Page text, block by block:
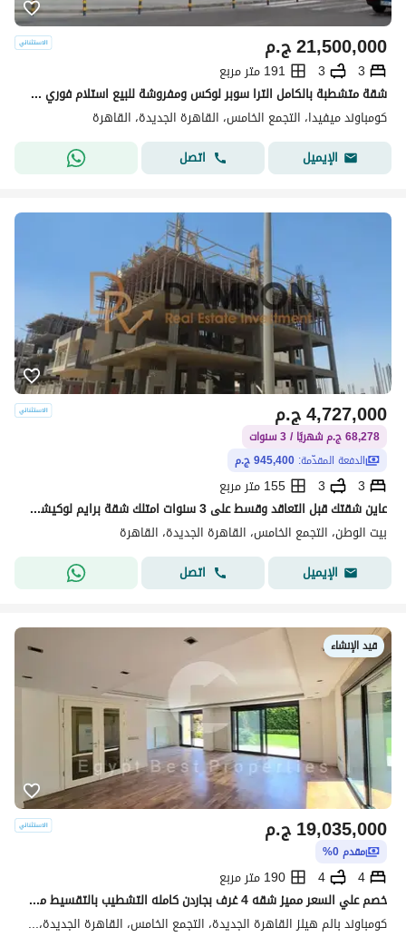
ج.م21,500,000
3
3
191 متر مربع
شقة متشطبة بالكامل الترا سوبر لوكس ومفروشة للبيع استلام فوري في كمبوند ميفيدا اعمار التجمع الخامس Mivida Emaar New Cairo
كومباوند ميفيدا، التجمع الخامس، القاهرة الجديدة، القاهرة
الإيميل
اتصل
ج.م4,727,000
68,278 ج.م شهريًا / 3 سنوات
الدفعة المقدّمة: 945,400 ج.م
3
3
155 متر مربع
عاين شقتك قبل التعاقد وقسط على 3 سنوات امتلك شقة برايم لوكيشن فيو مفتوح خطوات من التسعين الشمالى وطريق السويس الحي التكميلي بيت الوطن
بيت الوطن، التجمع الخامس، القاهرة الجديدة، القاهرة
الإيميل
اتصل
قيد الإنشاء
ج.م19,035,000
مقدم 0%
4
4
190 متر مربع
خصم علي السعر مميز شقه 4 غرف بجاردن كامله التشطيب بالتقسيط من بالم هيلز في قلب التجمع
كومباوند بالم هيلز القاهرة الجديدة، التجمع الخامس، القاهرة الجديدة، القاهرة